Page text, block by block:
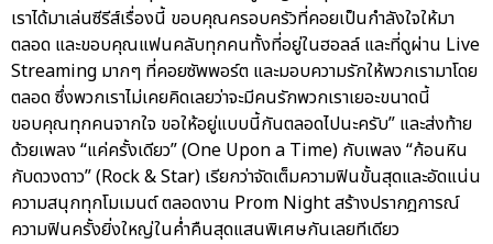
เราได้มาเล่นซีรีส์เรื่องนี้ ขอบคุณครอบครัวที่คอยเป็นกำลังใจให้มา
ตลอด และขอบคุณแฟนคลับทุกคนทั้งที่อยู่ในฮอลล์ และที่ดูผ่าน Live
Streaming มากๆ ที่คอยซัพพอร์ต และมอบความรักให้พวกเรามาโดย
ตลอด ซึ่งพวกเราไม่เคยคิดเลยว่าจะมีคนรักพวกเราเยอะขนาดนี้
ขอบคุณทุกคนจากใจ ขอให้อยู่แบบนี้กันตลอดไปนะครับ” และส่งท้าย
ด้วยเพลง “แค่ครั้งเดียว” (One Upon a Time) กับเพลง “ก้อนหิน
กับดวงดาว” (Rock & Star) เรียกว่าจัดเต็มความฟินขั้นสุดและอัดแน่น
ความสนุกทุกโมเมนต์ ตลอดงาน Prom Night สร้างปรากฎการณ์
ความฟินครั้งยิ่งใหญ่ในค่ำคืนสุดแสนพิเศษกันเลยทีเดียว